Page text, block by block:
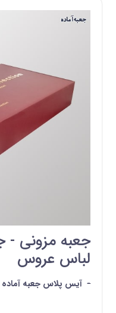
جعبه مزونی -
لباس عروس
- آیس پلاس جعبه آماده